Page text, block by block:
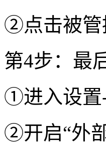
②点击被管
第4步：最
①进入设置
②开启“外